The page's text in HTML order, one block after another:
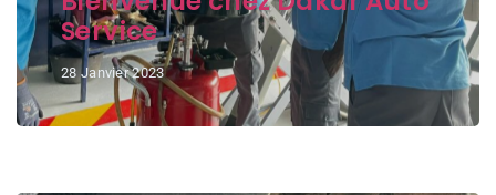
Service
28 Janvier 2023